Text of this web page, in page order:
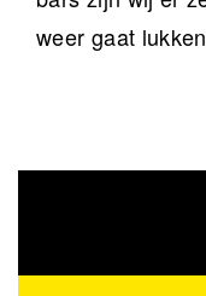
weer gaat